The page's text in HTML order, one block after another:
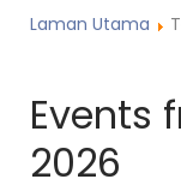
Laman Utama
Events
2026